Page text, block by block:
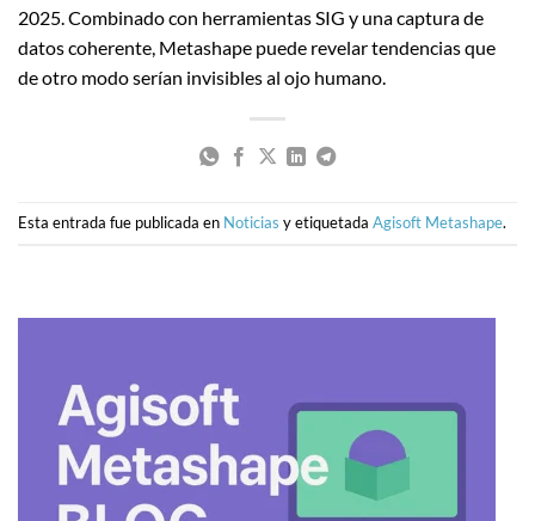
2025. Combinado con herramientas SIG y una captura de
datos coherente, Metashape puede revelar tendencias que
de otro modo serían invisibles al ojo humano.
Esta entrada fue publicada en Noticias y etiquetada Agisoft Metashape.